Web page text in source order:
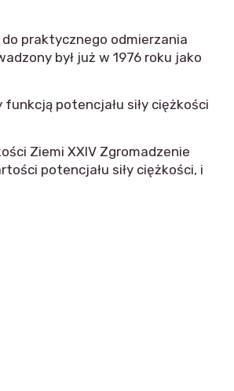
do praktycznego odmierzania
był już w 1976 roku jako
potencjału siły ciężkości
Ziemi XXIV Zgromadzenie
potencjału siły ciężkości, i